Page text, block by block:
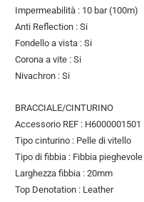
Impermeabilità : 10 bar (100m)
Anti Reflection : Si
Fondello a vista : Si
Corona a vite : Si
Nivachron : Si
BRACCIALE/CINTURINO
Accessorio REF : H6000001501
Tipo cinturino : Pelle di vitello
Tipo di fibbia : Fibbia pieghevole
Larghezza fibbia : 20mm
Top Denotation : Leather